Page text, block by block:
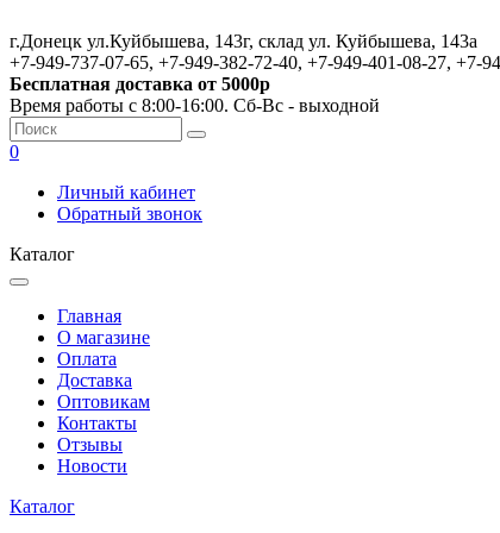
г.Донецк ул.Куйбышева, 143г, склад ул. Куйбышева, 143а
+7-949-737-07-65, +7-949-382-72-40, +7-949-401-08-27, +7-
Бесплатная доставка от 5000р
Время работы с 8:00-16:00. Сб-Вс - выходной
0
Личный кабинет
Обратный звонок
Каталог
Главная
О магазине
Оплата
Доставка
Оптовикам
Контакты
Отзывы
Новости
Каталог